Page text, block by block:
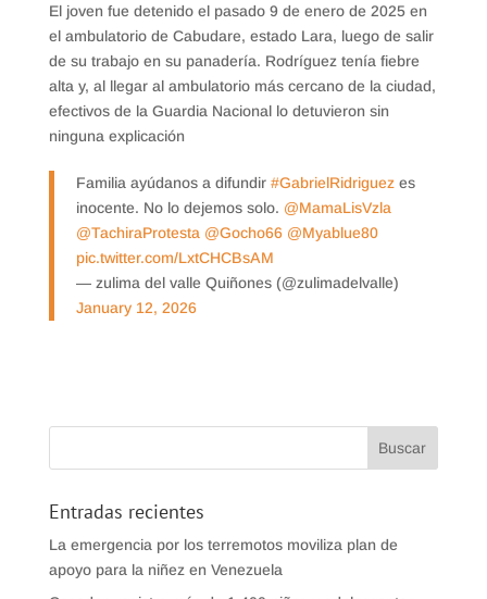
El joven fue detenido el pasado 9 de enero de 2025 en
el ambulatorio de Cabudare, estado Lara, luego de salir
de su trabajo en su panadería. Rodríguez tenía fiebre
alta y, al llegar al ambulatorio más cercano de la ciudad,
efectivos de la Guardia Nacional lo detuvieron sin
ninguna explicación
Familia ayúdanos a difundir #GabrielRidriguezes
inocente. No lo dejemos solo. @MamaLisVzla
@TachiraProtesta @Gocho66 @Myablue80
pic.twitter.com/LxtCHCBsAM
— zulima del valle Quiñones (@zulimadelvalle)
January 12, 2026
Entradas recientes
La emergencia por los terremotos moviliza plan de
apoyo para la niñez en Venezuela